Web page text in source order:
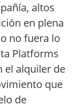
altos
en plena
no fuera lo
Platforms
el alquiler de
que
de